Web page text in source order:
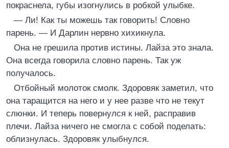
покраснела, губы изогнулись в робкой улыбке.
— Ли! Как ты можешь так говорить! Словно
парень. — И Дарлин нервно хихикнула.
Она не грешила против истины. Лайза это знала.
Она всегда говорила словно парень. Так уж
получалось.
Отбойный молоток смолк. Здоровяк заметил, что
она таращится на него и у нее разве что не текут
слюнки. И теперь повернулся к ней, расправив
плечи. Лайза ничего не смогла с собой поделать:
облизнулась. Здоровяк улыбнулся.